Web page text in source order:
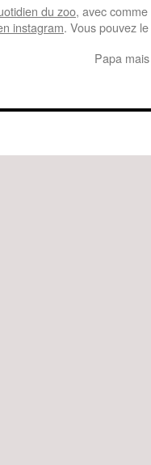
du zoo, avec
instagram. Vous pouvez
Papa